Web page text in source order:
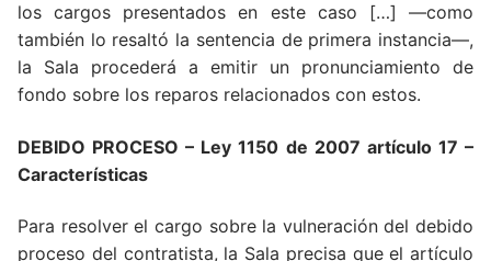
los cargos presentados en este caso […] —como
también lo resaltó la sentencia de primera instancia—,
la Sala procederá a emitir un pronunciamiento de
fondo sobre los reparos relacionados con estos.
DEBIDO PROCESO – Ley 1150 de 2007 artículo 17 –
Características
Para resolver el cargo sobre la vulneración del debido
proceso del contratista, la Sala precisa que el artículo